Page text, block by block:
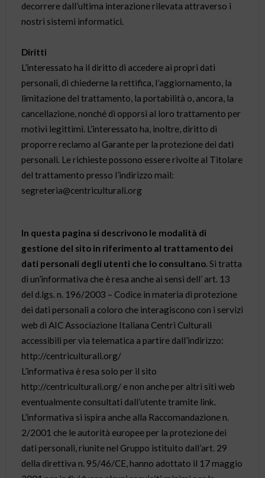
decorrere dall’ultima interazione rilevata attraverso i
nostri sistemi informatici.
Diritti
L’interessato ha il diritto di accedere ai propri dati
personali, di chiederne la rettifica, l’aggiornamento, la
limitazione del trattamento, la portabilità o, ancora, la
cancellazione, nonché di opporsi al loro trattamento per
motivi legittimi. L’interessato ha, inoltre, diritto di
proporre reclamo al Garante per la protezione dei dati
personali. Le richieste possono essere rivolte al Titolare
del trattamento presso l’indirizzo mail:
segreteria@centriculturali.org
In questa pagina si descrivono le modalità di
gestione del sito in riferimento al trattamento dei
dati personali degli utenti che lo consultano. Si tratta
di un’informativa che è resa anche ai sensi dell’ art. 13
del d.lgs. n. 196/2003 – Codice in materia di protezione
dei dati personali a coloro che interagiscono con i servizi
web di AIC Associazione Italiana Centri Culturali
accessibili per via telematica a partire dall’indirizzo:
http://centriculturali.org/
L’informativa è resa solo per il sito
http://centriculturali.org/ e non anche per altri siti web
eventualmente consultati dall’utente tramite link.
L’informativa si ispira anche alla Raccomandazione n.
2/2001 che le autorità europee per la protezione dei
dati personali, riunite nel Gruppo istituito dall’art. 29
della direttiva n. 95/46/CE, hanno adottato il 17 maggio